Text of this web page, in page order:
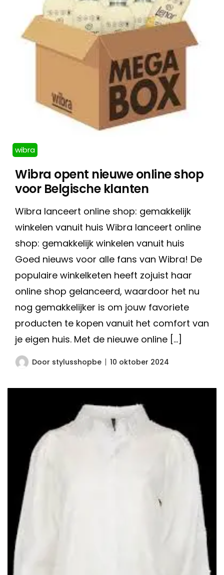
wibra
Wibra opent nieuwe online shop
voor Belgische klanten
Wibra lanceert online shop: gemakkelijk
winkelen vanuit huis Wibra lanceert online
shop: gemakkelijk winkelen vanuit huis
Goed nieuws voor alle fans van Wibra! De
populaire winkelketen heeft zojuist haar
online shop gelanceerd, waardoor het nu
nog gemakkelijker is om jouw favoriete
producten te kopen vanuit het comfort van
je eigen huis. Met de nieuwe online […]
Door stylusshopbe 10 oktober 2024